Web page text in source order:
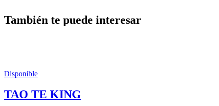
También te puede interesar
Disponible
TAO TE KING